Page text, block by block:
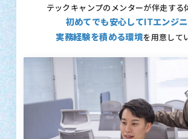
テックキャンプのメンターが伴走する
初めてでも安心してITエンジ
実務経験を積める環境を用意して